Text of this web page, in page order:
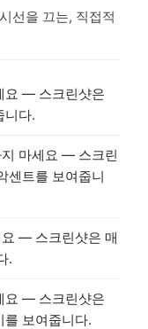
선을 끄는, 직접적
요 — 스크린샷은
니다.
마세요 — 스크린
센트를 보여줍니
— 스크린샷은 매
.
요 — 스크린샷은
를 보여줍니다.